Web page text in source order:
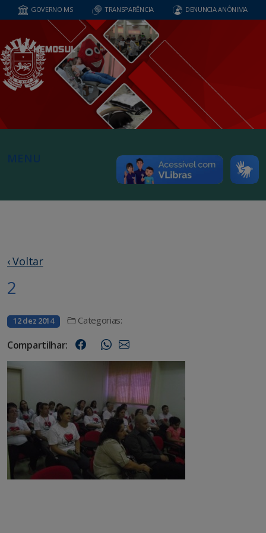
GOVERNO MS TRANSPARÊNCIA DENUNCIA ANÔNIMA
MENU
‹ Voltar
2
12 dez 2014 Categorias:
Compartilhar: